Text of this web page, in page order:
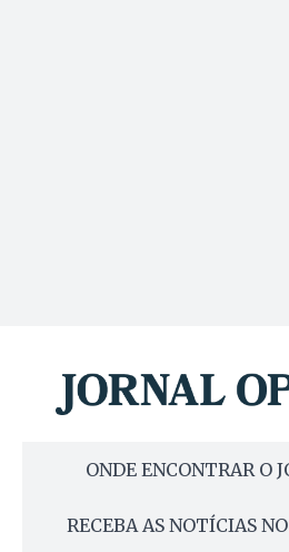
ONDE ENCONTRAR O
RECEBA AS NOTÍCIAS